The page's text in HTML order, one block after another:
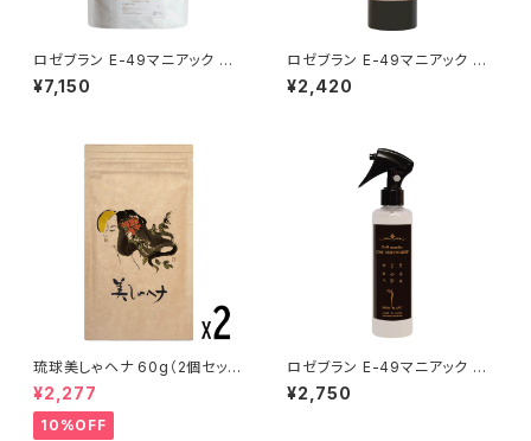
ロゼブラン E-49マニアック ス
パシャンプー 1000ml 詰め替え
レフィルパック
¥7,150
ロゼブラン E-49マニアック ヘ
アトリートメントホーム
¥2,420
琉球美しゃヘナ 60g（2個セッ
ト）
¥2,277
10%OFF
ロゼブラン E-49マニアック C
MC SERUM MIST
¥2,750